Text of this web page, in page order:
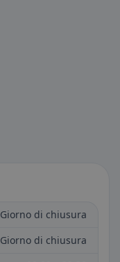
Giorno di chiusura
Giorno di chiusura